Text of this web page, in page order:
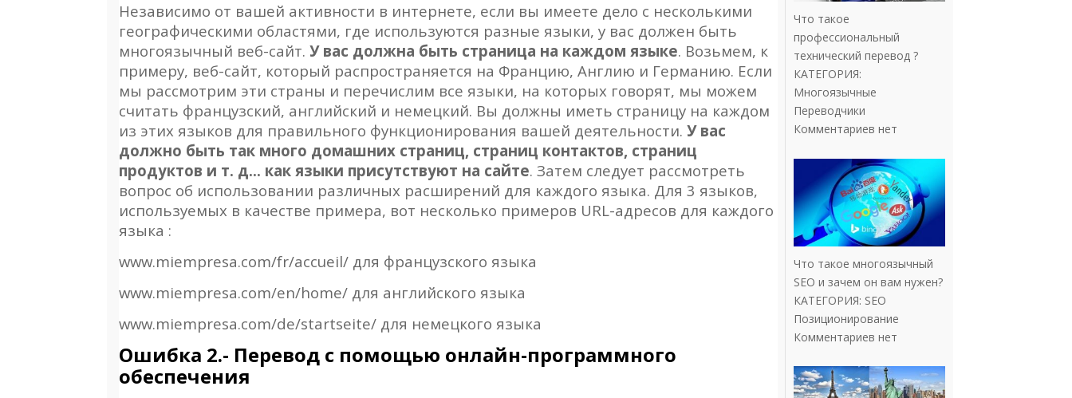
Независимо от вашей активности в интернете, если вы имеете дело с несколькими
географическими областями, где используются разные языки, у вас должен быть
многоязычный веб-сайт.У вас должна быть страница на каждом языке. Возьмем, к
примеру, веб-сайт, который распространяется на Францию, Англию и Германию. Если
мы рассмотрим эти страны и перечислим все языки, на которых говорят, мы можем
считать французский, английский и немецкий. Вы должны иметь страницу на каждом
из этих языков для правильного функционирования вашей деятельности.У вас
должно быть так много домашних страниц, страниц контактов, страниц
продуктов и т. д… как языки присутствуют на сайте. Затем следует рассмотреть
вопрос об использовании различных расширений для каждого языка. Для 3 языков,
используемых в качестве примера, вот несколько примеров URL-адресов для каждого
языка :
www.miempresa.com/fr/accueil/ для французского языка
www.miempresa.com/en/home/ для английского языка
www.miempresa.com/de/startseite/ для немецкого языка
Ошибка 2.- Перевод с помощью онлайн-программного
обеспечения
Что такое
профессиональный
технический перевод ?
КАТЕГОРИЯ:
Многоязычные
Переводчики
Комментариев нет
Что такое многоязычный
SEO и зачем он вам нужен?
КАТЕГОРИЯ: SEO
Позиционирование
Комментариев нет